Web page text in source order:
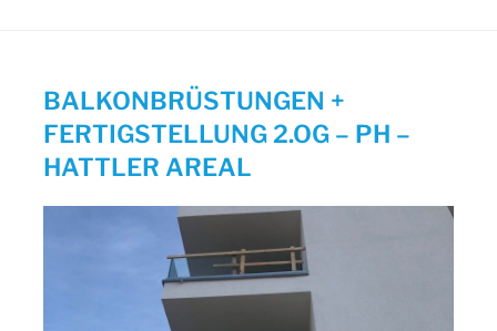
BALKONBRÜSTUNGEN +
FERTIGSTELLUNG 2.OG – PH –
HATTLER AREAL